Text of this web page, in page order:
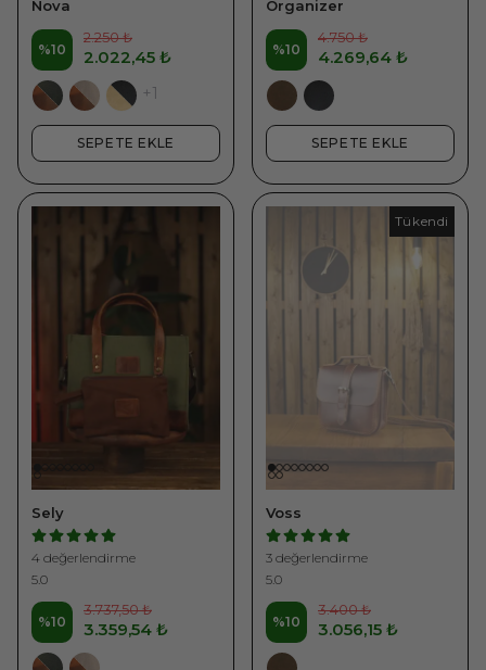
Nova
%10
2.250 ₺
2.022,45 ₺
+1
SEPETE EKLE
Organizer
%10
4.750 ₺
4.269,64 ₺
SEPETE EKLE
Sely
4 değerlendirme
5.0
%10
3.737,50 ₺
3.359,54 ₺
Tükendi
Voss
3 değerlendirme
5.0
%10
3.400 ₺
3.056,15 ₺